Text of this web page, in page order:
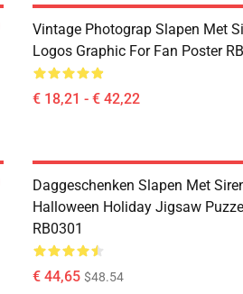
Vintage Photograp Slapen Met
Logos Graphic For Fan Poster
€ 18,21 - € 42,22
Daggeschenken Slapen Met
Halloween Holiday Jigsaw
RB0301
€ 44,65 $48.54